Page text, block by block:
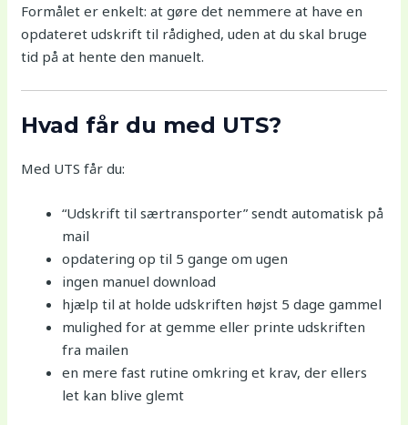
Formålet er enkelt: at gøre det nemmere at have en
opdateret udskrift til rådighed, uden at du skal bruge
tid på at hente den manuelt.
Hvad får du med UTS?
Med UTS får du:
“Udskrift til særtransporter” sendt automatisk på
mail
opdatering op til 5 gange om ugen
ingen manuel download
hjælp til at holde udskriften højst 5 dage gammel
mulighed for at gemme eller printe udskriften
fra mailen
en mere fast rutine omkring et krav, der ellers
let kan blive glemt